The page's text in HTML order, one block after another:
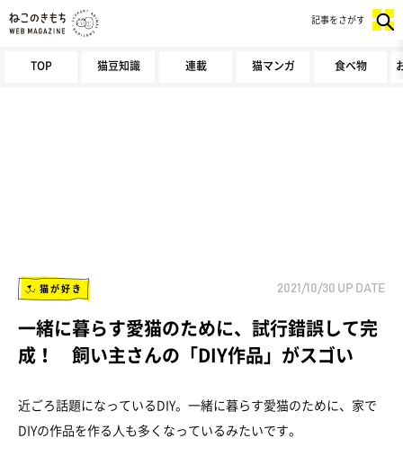
TOP 猫豆知識 連載 猫マンガ 食べ物
記事をさがす
猫が好き 2021/10/30 UP DATE
一緒に暮らす愛猫のために、試行錯誤して完
成！ 飼い主さんの「DIY作品」がスゴい
近ごろ話題になっているDIY。一緒に暮らす愛猫のために、家で
DIYの作品を作る人も多くなっているみたいです。